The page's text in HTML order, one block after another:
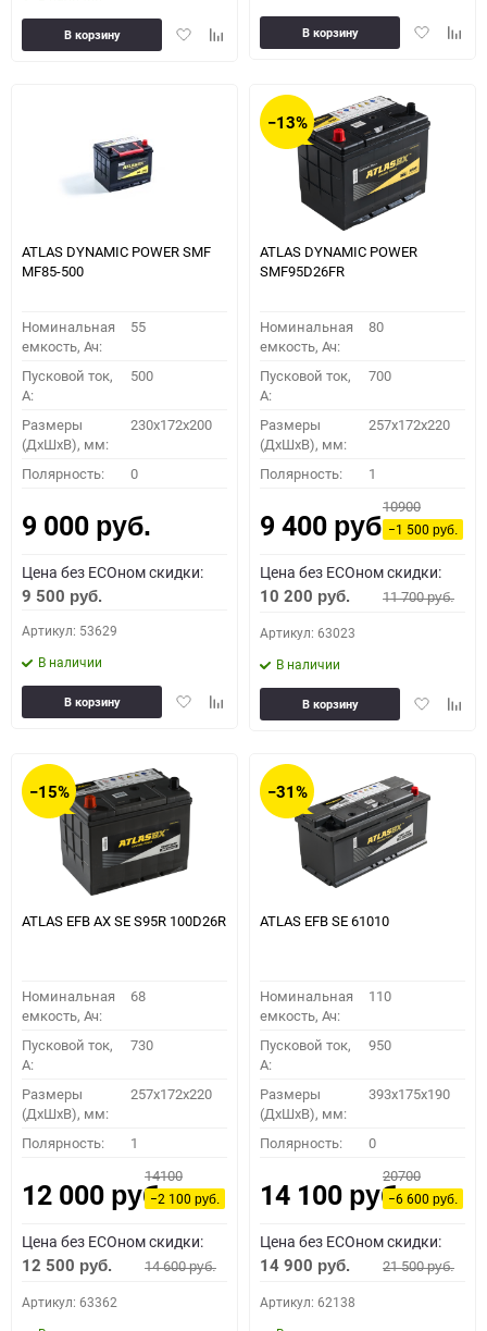
ДобавитьДобавить
В корзину
Добавить
В корзину
ATLAS DYNAMIC POWER SMF
MF85-500
Номинальная
емкость, Ач:
55
Пусковой ток,
A:
500
Размеры
(ДхШхВ), мм:
230x172x200
Полярность: 0
9 000 руб.
Цена без ECOном скидки:
9 500 руб.
Артикул: 53629
В наличии
ДобавитьДобавить
В корзину
−13%
ATLAS DYNAMIC POWER
SMF95D26FR
Номинальная
емкость, Ач:
80
Пусковой ток,
A:
700
Размеры
(ДхШхВ), мм:
257x172x220
Полярность: 1
9 400 руб.
10900
−1 500руб.
Цена без ECOном скидки:
10 200 руб. 11 700руб.
Артикул: 63023
В наличии
Добавить
В корзину
−15%
ATLAS EFB AX SE S95R 100D26R
Номинальная
емкость, Ач:
68
Пусковой ток,
A:
730
Размеры
(ДхШхВ), мм:
257x172x220
Полярность: 1
12 000 руб.
14100
−2 100руб.
Цена без ECOном скидки:
12 500 руб. 14 600руб.
Артикул: 63362
−31%
ATLAS EFB SE 61010
Номинальная
емкость, Ач:
110
Пусковой ток,
A:
950
Размеры
(ДхШхВ), мм:
393x175x190
Полярность: 0
14 100 руб.
20700
−6 600руб.
Цена без ECOном скидки:
14 900 руб. 21 500руб.
Артикул: 62138